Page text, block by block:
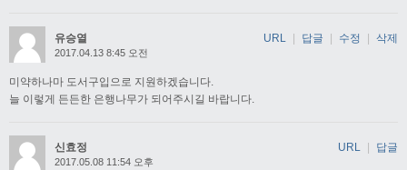
유승열
2017.04.13 8:45 오전
미약하나마 도서구입으로 지원하겠습니다.
늘 이렇게 든든한 은행나무가 되어주시길 바랍니다.
URL 답글 수정 삭제
신효정
2017.05.08 11:54 오후
URL 답글